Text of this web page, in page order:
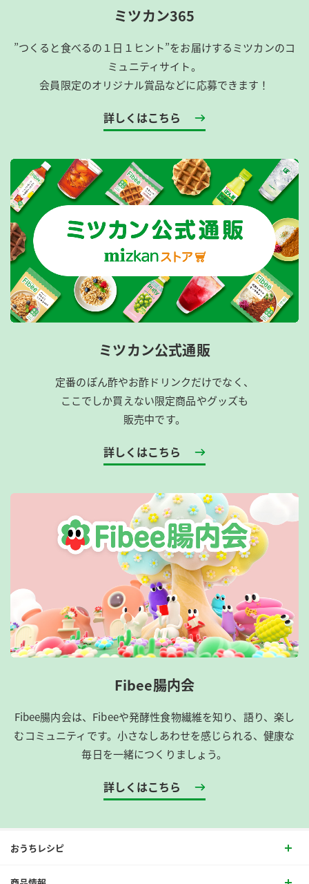
ミツカン365
”つくると食べるの１日１ヒント”をお届けするミツカンのコ
ミュニティサイト。
会員限定のオリジナル賞品などに応募できます！
詳しくはこちら
ミツカン公式通販
定番のぽん酢やお酢ドリンクだけでなく、
ここでしか買えない限定商品やグッズも
販売中です。
詳しくはこちら
Fibee腸内会
Fibee腸内会は、​Fibeeや発酵性食物繊維を知り、語り、楽し
むコミュニティです。​小さなしあわせを感じられる、健康な
毎日を一緒につくりましょう。
詳しくはこちら
おうちレシピ